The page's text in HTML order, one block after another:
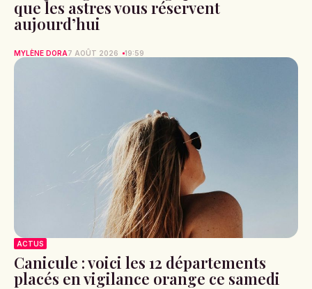
que les astres vous réservent
aujourd’hui
MYLÈNE DORA7 AOÛT 2026 19:59
ACTUS
Canicule : voici les 12 départements
placés en vigilance orange ce samedi